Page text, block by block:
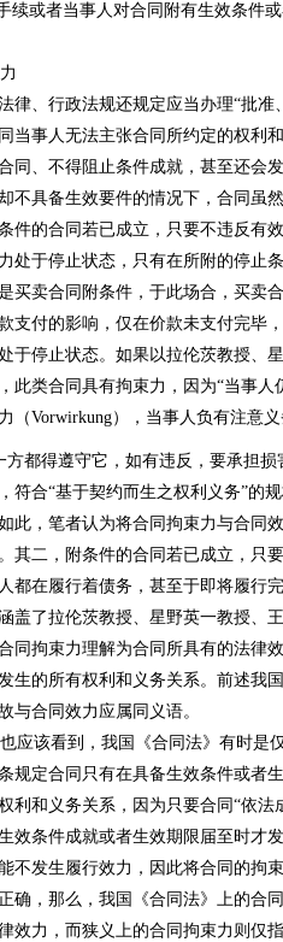
续或者当事人对合同附有生效条件
律、行政法规还规定应当办理“批准
当事人无法主张合同所约定的权利
同、不得阻止条件成就，甚至还会
不具备生效要件的情况下，合同虽
件的合同若已成立，只要不违反有
处于停止状态，只有在所附的停止
买卖合同附条件，于此场合，买卖
支付的影响，仅在价款未支付完毕
于停止状态。如果以拉伦茨教授、
此类合同具有拘束力，因为“当事
（Vorwirkung），当事人负有注意
方都得遵守它，如有违反，要承担损
符合“基于契约而生之权利义务”的
此，笔者认为将合同拘束力与合同
其二，附条件的合同若已成立，只
都在履行着债务，甚至于即将履行
盖了拉伦茨教授、星野英一教授、
同拘束力理解为合同所具有的法律
生的所有权利和义务关系。前述我
与合同效力应属同义语。
该看到，我国《合同法》有时是
规定合同只有在具备生效条件或者
利和义务关系，因为只要合同“依
效条件成就或者生效期限届至时才
不发生履行效力，因此将合同的拘
确，那么，我国《合同法》上的合
效力，而狭义上的合同拘束力则仅